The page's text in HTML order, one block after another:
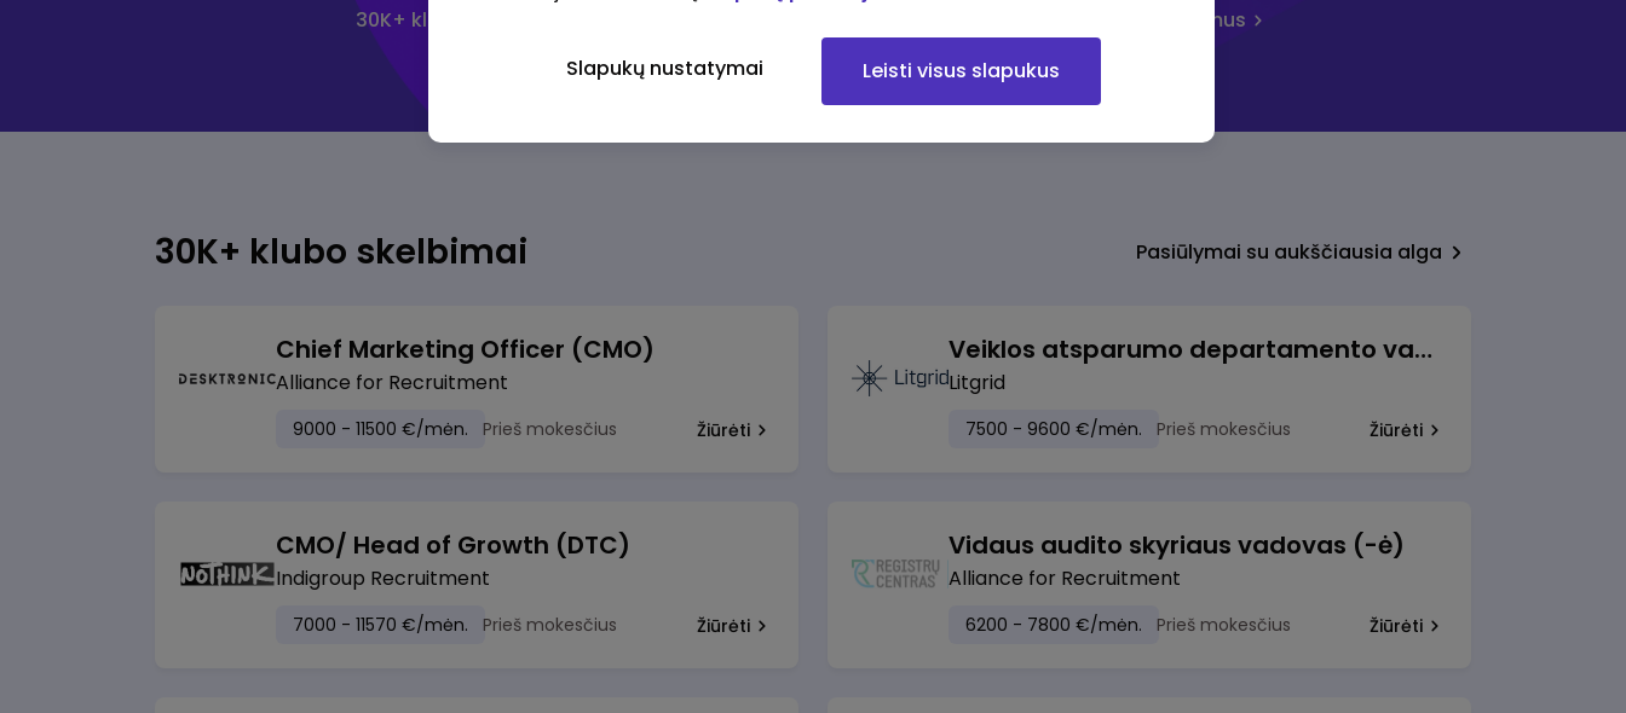
30K+ klubas - didžiausių atlyginimų skelbimai Prenumeruoti skelbimus
30K+ klubo skelbimai Pasiūlymai su aukščiausia alga
Chief Marketing Officer (CMO)
Alliance for Recruitment
9000 - 11500 €/mėn. Prieš mokesčius Žiūrėti
Veiklos atsparumo departamento vadovė (-as)
Litgrid
7500 - 9600 €/mėn. Prieš mokesčius Žiūrėti
CMO/ Head of Growth (DTC)
Indigroup Recruitment
7000 - 11570 €/mėn. Prieš mokesčius Žiūrėti
Vidaus audito skyriaus vadovas (-ė)
Alliance for Recruitment
6200 - 7800 €/mėn. Prieš mokesčius Žiūrėti
Slapukų nustatymai Leisti visus slapukus